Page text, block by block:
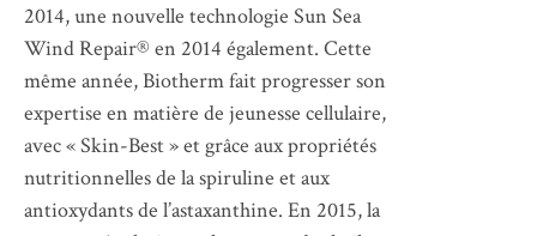
2014, une nouvelle technologie Sun Sea
Wind Repair® en 2014 également. Cette
même année, Biotherm fait progresser son
expertise en matière de jeunesse cellulaire,
avec « Skin-Best » et grâce aux propriétés
nutritionnelles de la spiruline et aux
antioxydants de l’astaxanthine. En 2015, la